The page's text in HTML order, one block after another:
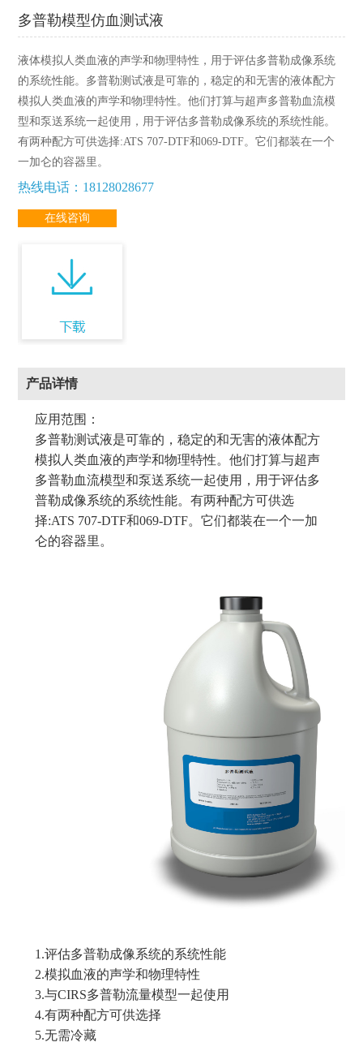
多普勒模型仿血测试液
液体模拟人类血液的声学和物理特性，用于评估多普勒成像系统
的系统性能。多普勒测试液是可靠的，稳定的和无害的液体配方
模拟人类血液的声学和物理特性。他们打算与超声多普勒血流模
型和泵送系统一起使用，用于评估多普勒成像系统的系统性能。
有两种配方可供选择:ATS 707-DTF和069-DTF。它们都装在一个
一加仑的容器里。
热线电话：18128028677
在线咨询
产品详情
应用范围：
多普勒测试液是可靠的，稳定的和无害的液体配方
模拟人类血液的声学和物理特性。他们打算与超声
多普勒血流模型和泵送系统一起使用，用于评估多
普勒成像系统的系统性能。有两种配方可供选
择:ATS 707-DTF和069-DTF。它们都装在一个一加
仑的容器里。
1.评估多普勒成像系统的系统性能
2.模拟血液的声学和物理特性
3.与CIRS多普勒流量模型一起使用
4.有两种配方可供选择
5.无需冷藏